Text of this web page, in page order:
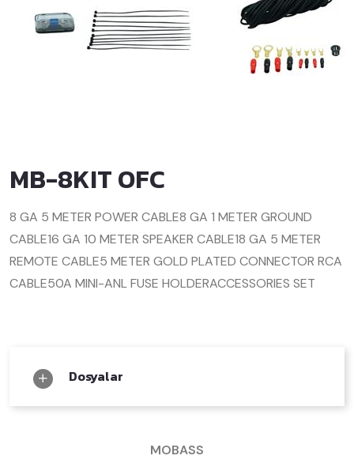
MB-8KIT OFC
8 GA 5 METER POWER CABLE8 GA 1 METER GROUND
CABLE16 GA 10 METER SPEAKER CABLE18 GA 5 METER
REMOTE CABLE5 METER GOLD PLATED CONNECTOR RCA
CABLE50A MINI-ANL FUSE HOLDERACCESSORIES SET
Dosyalar
MOBASS